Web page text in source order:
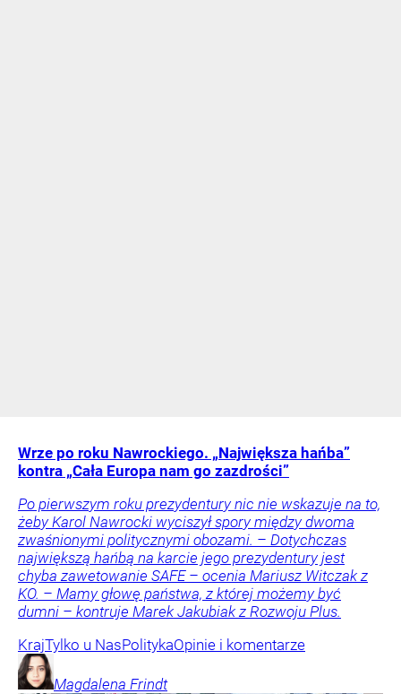
Wrze po roku Nawrockiego. „Największa hańba”
kontra „Cała Europa nam go zazdrości”
Po pierwszym roku prezydentury nic nie wskazuje na to,
żeby Karol Nawrocki wyciszył spory między dwoma
zwaśnionymi politycznymi obozami. – Dotychczas
największą hańbą na karcie jego prezydentury jest
chyba zawetowanie SAFE – ocenia Mariusz Witczak z
KO. – Mamy głowę państwa, z której możemy być
dumni – kontruje Marek Jakubiak z Rozwoju Plus.
KrajTylko u NasPolitykaOpinie i komentarze
Magdalena Frindt